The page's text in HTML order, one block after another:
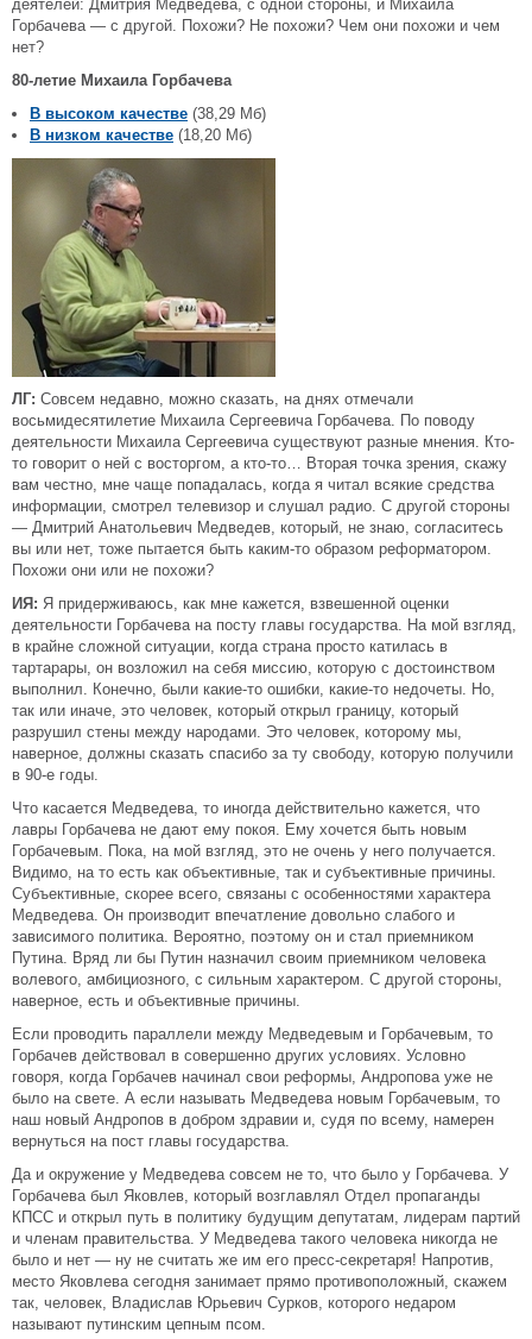
деятелей: Дмитрия Медведева, с одной стороны, и Михаила
Горбачева — с другой. Похожи? Не похожи? Чем они похожи и чем
нет?
80-летие Михаила Горбачева
В высоком качестве (38,29 Мб)
В низком качестве (18,20 Мб)
ЛГ: Совсем недавно, можно сказать, на днях отмечали
восьмидесятилетие Михаила Сергеевича Горбачева. По поводу
деятельности Михаила Сергеевича существуют разные мнения. Кто-
то говорит о ней с восторгом, а кто-то… Вторая точка зрения, скажу
вам честно, мне чаще попадалась, когда я читал всякие средства
информации, смотрел телевизор и слушал радио. С другой стороны
— Дмитрий Анатольевич Медведев, который, не знаю, согласитесь
вы или нет, тоже пытается быть каким-то образом реформатором.
Похожи они или не похожи?
ИЯ: Я придерживаюсь, как мне кажется, взвешенной оценки
деятельности Горбачева на посту главы государства. На мой взгляд,
в крайне сложной ситуации, когда страна просто катилась в
тартарары, он возложил на себя миссию, которую с достоинством
выполнил. Конечно, были какие-то ошибки, какие-то недочеты. Но,
так или иначе, это человек, который открыл границу, который
разрушил стены между народами. Это человек, которому мы,
наверное, должны сказать спасибо за ту свободу, которую получили
в 90-е годы.
Что касается Медведева, то иногда действительно кажется, что
лавры Горбачева не дают ему покоя. Ему хочется быть новым
Горбачевым. Пока, на мой взгляд, это не очень у него получается.
Видимо, на то есть как объективные, так и субъективные причины.
Субъективные, скорее всего, связаны с особенностями характера
Медведева. Он производит впечатление довольно слабого и
зависимого политика. Вероятно, поэтому он и стал приемником
Путина. Вряд ли бы Путин назначил своим приемником человека
волевого, амбициозного, с сильным характером. С другой стороны,
наверное, есть и объективные причины.
Если проводить параллели между Медведевым и Горбачевым, то
Горбачев действовал в совершенно других условиях. Условно
говоря, когда Горбачев начинал свои реформы, Андропова уже не
было на свете. А если называть Медведева новым Горбачевым, то
наш новый Андропов в добром здравии и, судя по всему, намерен
вернуться на пост главы государства.
Да и окружение у Медведева совсем не то, что было у Горбачева. У
Горбачева был Яковлев, который возглавлял Отдел пропаганды
КПСС и открыл путь в политику будущим депутатам, лидерам партий
и членам правительства. У Медведева такого человека никогда не
было и нет — ну не считать же им его пресс-секретаря! Напротив,
место Яковлева сегодня занимает прямо противоположный, скажем
так, человек, Владислав Юрьевич Сурков, которого недаром
называют путинским цепным псом.